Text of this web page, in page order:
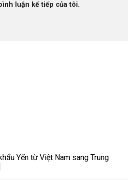
luận kế tiếp của tôi.
Yến từ Việt Nam sang Trung